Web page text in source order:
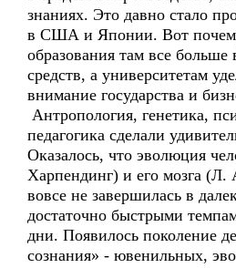
знаниях. Это давно стало
в США и Японии. Вот
образования там все больше
средств, а университетам
внимание государства и
Антропология, генетика,
педагогика сделали
Оказалось, что эволюция
Харпендинг) и его мозга (Л.
вовсе не завершилась в
достаточно быстрыми
дни. Появилось поколение
сознания» - ювенильных,